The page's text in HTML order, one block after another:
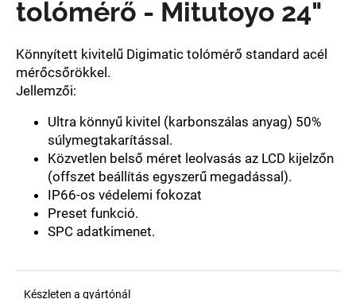
tolómérő - Mitutoyo 24"
Könnyített kivitelű Digimatic tolómérő standard acél
mérőcsőrökkel.
Jellemzői:
Ultra könnyű kivitel (karbonszálas anyag) 50%
súlymegtakarítással.
Közvetlen belső méret leolvasás az LCD kijelzőn
(offszet beállítás egyszerű megadással).
IP66-os védelemi fokozat
Preset funkció.
SPC adatkimenet.
Készleten a gyártónál
A
j
á
n